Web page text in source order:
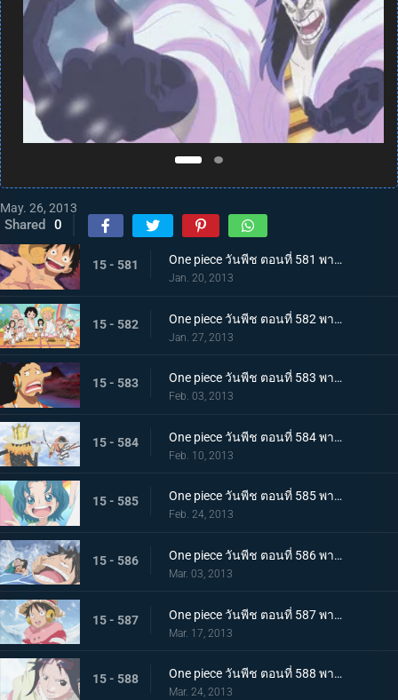
May. 26, 2013
Shared 0
15 - 581 One piece วันพีช ตอนที่ 581 พากย์ไทย กลุ่มหมวกฟางโกลาหล! ซามูไรมีแต่หัวปรากฏตัว!
Jan. 20, 2013
15 - 582 One piece วันพีช ตอนที่ 582 พากย์ไทย ตะลึง! ความลับของเกาะที่กระจ่างชัดในที่สุด
Jan. 27, 2013
15 - 583 One piece วันพีช ตอนที่ 583 พากย์ไทย ช่วยเหลือพวกเด็กๆ! สงครามพวกพ้อง เปิดฉาก
Feb. 03, 2013
15 - 584 One piece วันพีช ตอนที่ 584 พากย์ไทย การต่อสู้ด้วยดาบ บรู๊ค ปะทะ ลำตัวซามูไรปริศนา
Feb. 10, 2013
15 - 585 One piece วันพีช ตอนที่ 585 พากย์ไทย เจ็ดเทพโจรสลัด! ทราฟัลการ์ ลอว์
Feb. 24, 2013
15 - 586 One piece วันพีช ตอนที่ 586 พากย์ไทย วิกฤติครั้งใหญ่ ลูฟี่จมทะเลสาบหนาวจัด
Mar. 03, 2013
15 - 587 One piece วันพีช ตอนที่ 587 พากย์ไทย ปะทะรุนแรง! ลอว์ ปะทะ พลเรือโทสโมคเกอร์
Mar. 17, 2013
15 - 588 One piece วันพีช ตอนที่ 588 พากย์ไทย พบเจออีกครั้งหลังผ่านไป 2 ปี! ลูฟี่กับลอว์
Mar. 24, 2013